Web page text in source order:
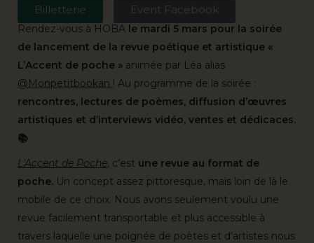
Billetterie Event Facebook
Rendez-vous à HOBA le mardi 5 mars pour la soirée
de lancement de la revue poétique et artistique «
L’Accent de poche » animée par Léa alias
@Monpetitbookan ! Au programme de la soirée :
rencontres, lectures de poèmes, diffusion d’œuvres
artistiques et d’interviews vidéo, ventes et dédicaces.
📚
L'Accent de Poche, c’est une revue au format de
poche. Un concept assez pittoresque, mais loin de là le
mobile de ce choix. Nous avons seulement voulu une
revue facilement transportable et plus accessible à
travers laquelle une poignée de poètes et d’artistes nous